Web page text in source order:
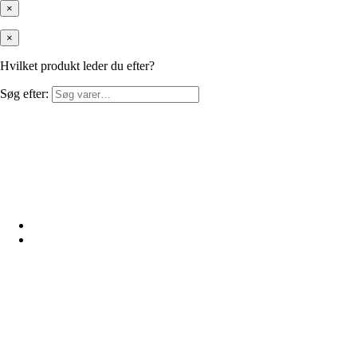
×
×
Hvilket produkt leder du efter?
Søg efter: